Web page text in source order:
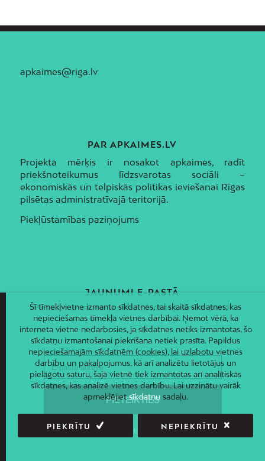
apkaimes@riga.lv
PAR APKAIMES.LV
Projekta mērķis ir nosakot apkaimes, radīt
priekšnoteikumus līdzsvarotas sociāli –
ekonomiskās un telpiskās politikas ieviešanai Rīgas
pilsētas administratīvajā teritorijā.
Piekļūstamības paziņojums
JAUNUMI E-PASTĀ
Piesakies un saņem jaunāko informāciju savā e-pastā!
Šī tīmekļvietne izmanto sīkdatnes, tai skaitā sīkdatnes, kas
nepieciešamas tīmekļa vietnes darbībai. Ņemot vērā, ka
interneta vietne nedarbosies, ja sīkdatnes netiks izmantotas, šo
sīkdatņu izmantošanai piekrišana netiek prasīta. Papildus
nepieciešamajām sīkdatnēm (cookies), lai uzlabotu vietnes
darbību un pakalpojumus, kā arī analizētu lietotājus un
pielāgotu saturu, šajā vietnē tiek izmantotas arī analītiskās
sīkdatnes, kas analizē vietnes darbību. Lai uzzinātu vairāk
apmeklējietsīkdatņusadaļu.
PIEKRĪTU NEPIEKRĪTU